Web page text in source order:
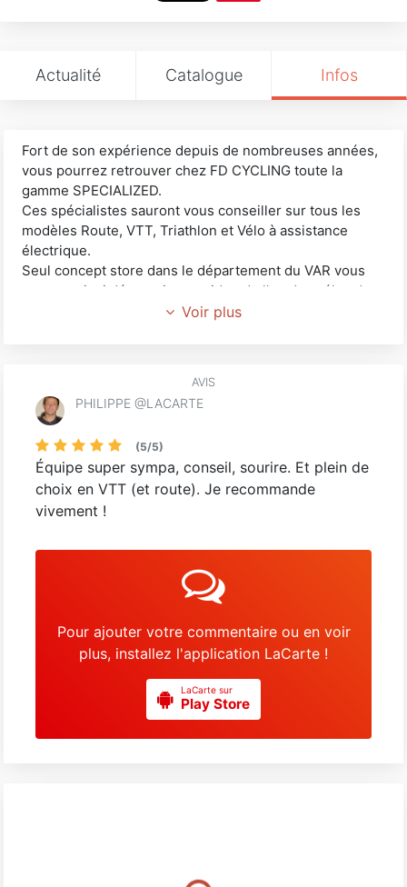
Actualité Catalogue Infos
Fort de son expérience depuis de nombreuses années,
vous pourrez retrouver chez FD CYCLING toute la
gamme SPECIALIZED.
Ces spécialistes sauront vous conseiller sur tous les
modèles Route, VTT, Triathlon et Vélo à assistance
électrique.
Seul concept store dans le département du VAR vous
pourrez ainsi découvrir au guidon de l'un des vélos de
la marque, les charmes du massif de l'Esterel.
Voir plus
AVIS
PHILIPPE @LACARTE
(5/5)
Équipe super sympa, conseil, sourire. Et plein de
choix en VTT (et route). Je recommande
vivement !
Pour ajouter votre commentaire ou en voir
plus, installez l'application LaCarte !
LaCarte sur
Play Store